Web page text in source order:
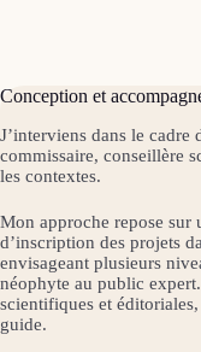
Conception et
J’interviens dans le cadre
commissaire, conseillère
les contextes.
Mon approche repose sur
d’inscription des projets
envisageant plusieurs
néophyte au public
scientifiques et
guide.